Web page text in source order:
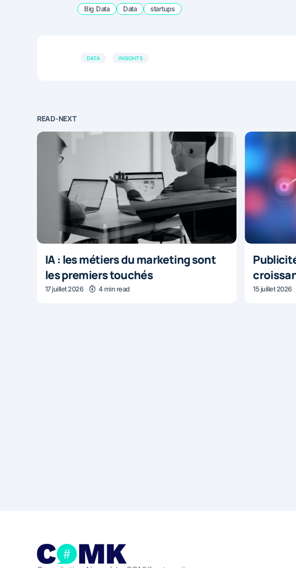
Big Data Data startups
DATA INSIGHTS
READ-NEXT
IA : les métiers du marketing sont
les premiers touchés
17 juillet 2026 4 min read 15 juillet 2026